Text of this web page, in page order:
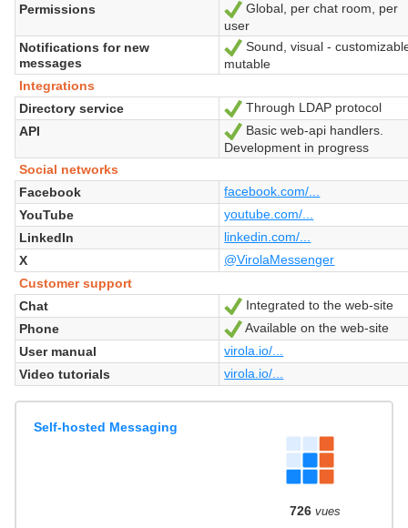
Permissions
Oui
Global, per chat room, per
user
Notifications for new
messages
Oui
Sound, visual -
mutable
Integrations
Directory service
Oui
Through LDAP protocol
API
Oui
Basic web-api handlers.
Development in progress
Social networks
Facebook
facebook.com/...
YouTube
youtube.com/...
LinkedIn
linkedin.com/...
X
@VirolaMessenger
Customer support
Chat
Oui
Integrated to the web-site
Phone
Oui
Available on the web-site
User manual
virola.io/...
Video tutorials
virola.io/...
Self-hosted Messaging
726 vues